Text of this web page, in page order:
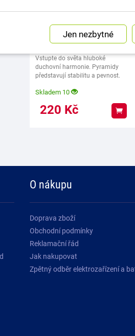
Vstupte do světa hluboké
duchovní harmonie. Pyramidy
představují stabilitu a pevnost.
Skladem 10
220 Kč
O nákupu
Doprava zboží
Obchodní podmínky
Reklamační řád
Jak nakupovat
Zpětný odběr elektrozařízení a